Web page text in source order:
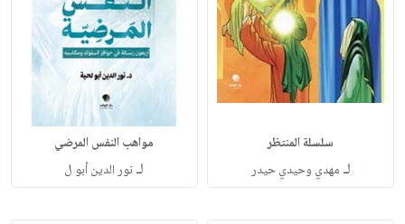
سلسلة المنتظر
لـ مهدي وحيدي حيدر
مواهب النفس المرضي
لـ نور الدين أبو ل